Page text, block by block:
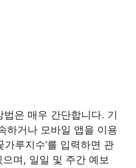
은 매우 간단합니다. 기
하거나 모바일 앱을 이용
루지수’를 입력하면 관
며, 일일 및 주간 예보